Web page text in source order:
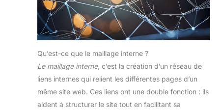
Qu’est-ce que le maillage interne ?
Le maillage interne, c’est la création d’un réseau de
liens internes qui relient les différentes pages d’un
même site web. Ces liens ont une double fonction : ils
aident à structurer le site tout en facilitant sa